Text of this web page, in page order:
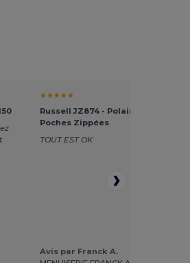
★★★★★
Russell JZ874 - Polaire Col
Poches Zippées
TOUT EST OK
Avis par Franck A.